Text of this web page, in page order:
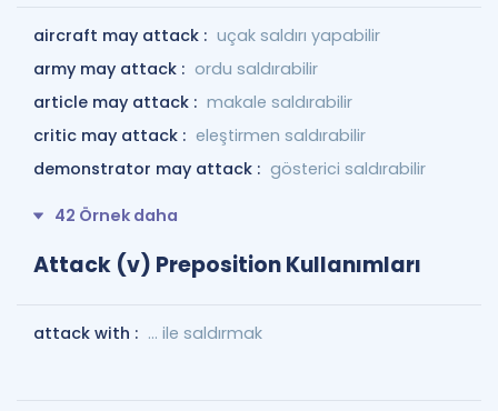
aircraft may attack : uçak saldırı yapabilir
army may attack : ordu saldırabilir
article may attack : makale saldırabilir
critic may attack : eleştirmen saldırabilir
demonstrator may attack : gösterici saldırabilir
42 Örnek daha
Attack (v) Preposition Kullanımları
attack with : ... ile saldırmak